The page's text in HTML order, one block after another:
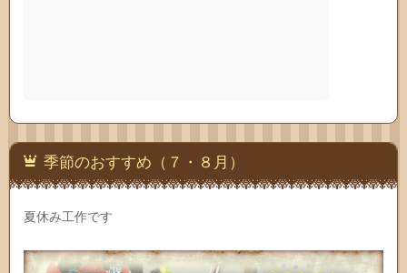
季節のおすすめ（７・８月）
夏休み工作です